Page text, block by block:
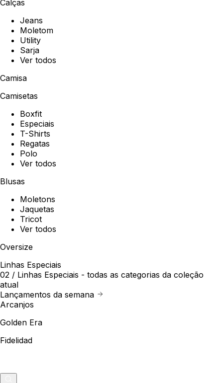
Calças
Jeans
Moletom
Utility
Sarja
Ver todos
Camisa
Camisetas
Boxfit
Especiais
T-Shirts
Regatas
Polo
Ver todos
Blusas
Moletons
Jaquetas
Tricot
Ver todos
Oversize
Linhas Especiais
02 / Linhas Especiais - todas as categorias da coleção
atual
Lançamentos da semana
Arcanjos
Golden Era
Fidelidad